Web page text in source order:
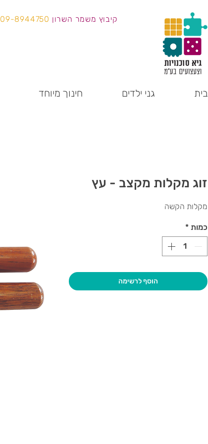
קיבוץ משמר השרון 09-8944750
בית גני ילדים חינוך מיוחד
זוג מקלות מקצב - עץ
מקלות הקשה
כמות *
הוסף לרשימה